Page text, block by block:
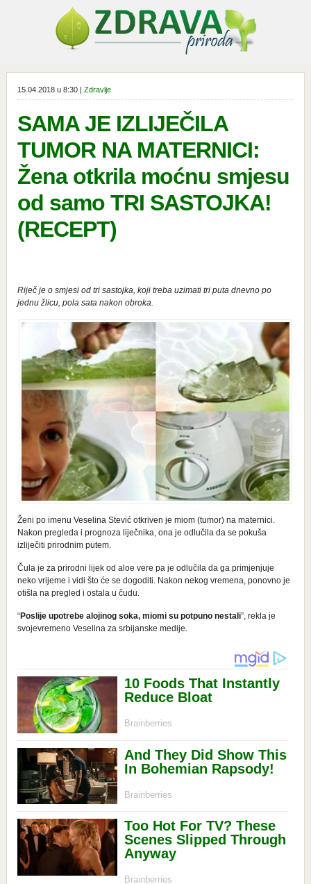
15.04.2018 u 8:30 | Zdravlje
SAMA JE IZLIJEČILA
TUMOR NA MATERNICI:
Žena otkrila moćnu smjesu
od samo TRI SASTOJKA!
(RECEPT)
Riječ je o smjesi od tri sastojka, koji treba uzimati tri puta dnevno po
jednu žlicu, pola sata nakon obroka.
Ženi po imenu Veselina Stević otkriven je miom (tumor) na maternici.
Nakon pregleda i prognoza liječnika, ona je odlučila da se pokuša
izliječiti prirodnim putem.
Čula je za prirodni lijek od aloe vere pa je odlučila da ga primjenjuje
neko vrijeme i vidi što će se dogoditi. Nakon nekog vremena, ponovno je
otišla na pregled i ostala u čudu.
“Poslije upotrebe alojinog soka, miomi su potpuno nestali”, rekla je
svojevremeno Veselina za srbijanske medije.